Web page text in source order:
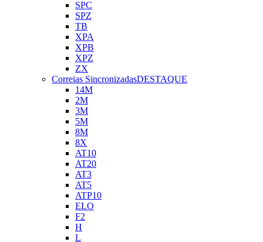
SPC
SPZ
TB
XPA
XPB
XPZ
ZX
Correias SincronizadasDESTAQUE
14M
2M
3M
5M
8M
8X
AT10
AT20
AT3
AT5
ATP10
ELO
F2
H
L